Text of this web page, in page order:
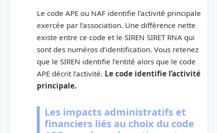
Le code APE ou NAF identifie l’activité principale
exercée par l’association. Une différence nette
existe entre ce code et le SIREN SIRET RNA qui
sont des numéros d’identification. Vous retenez
que le SIREN identifie l’entité alors que le code
APE décrit l’activité. Le code identifie l’activité
principale.
Les impacts administratifs et
financiers liés au choix du code